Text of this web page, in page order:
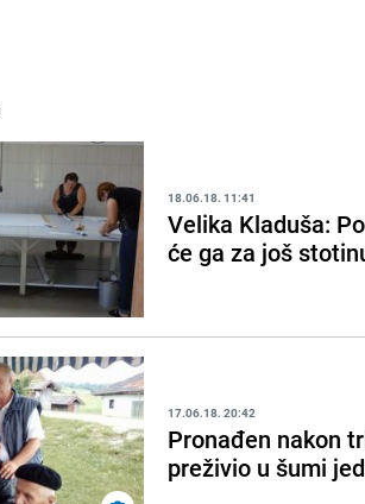
18.06.18. 11:41
Velika Kladuša:
će ga za još
17.06.18. 20:42
Pronađen nakon
preživio u šumi